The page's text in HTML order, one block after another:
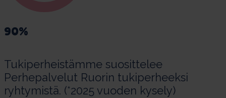
90%
Tu­ki­per­heis­tämme suosittelee
Perhepalvelut Ruorin tukiperheeksi
ryhtymistä. (*2025 vuoden kysely)